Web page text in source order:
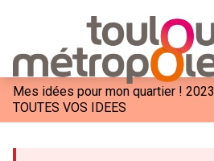
Mes idées pour mon quartier ! 2023
TOUTES VOS IDEES